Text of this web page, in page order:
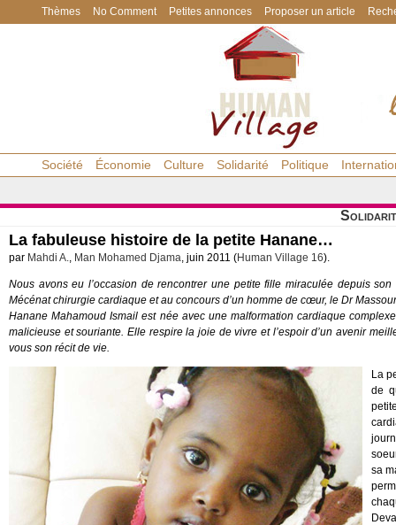
Thèmes No Comment Petites annonces Proposer un article
Société Économie Culture Solidarité Politique
La fabuleuse histoire de la petite Hanane…
par Mahdi A., Man Mohamed Djama, juin 2011 (Human Village 16).
Nous avons eu l’occasion de rencontrer une petite fille miraculée depuis
Mécénat chirurgie cardiaque et au concours d’un homme de cœur, le Dr
Hanane Mahamoud Ismail est née avec une malformation cardiaque
malicieuse et souriante. Elle respire la joie de vivre et l’espoir d’un avenir
vous son récit de vie.
La
de
sa